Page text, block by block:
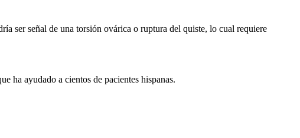
ser señal de una torsión ovárica o ruptura del quiste, lo cual requiere
ha ayudado a cientos de pacientes hispanas.